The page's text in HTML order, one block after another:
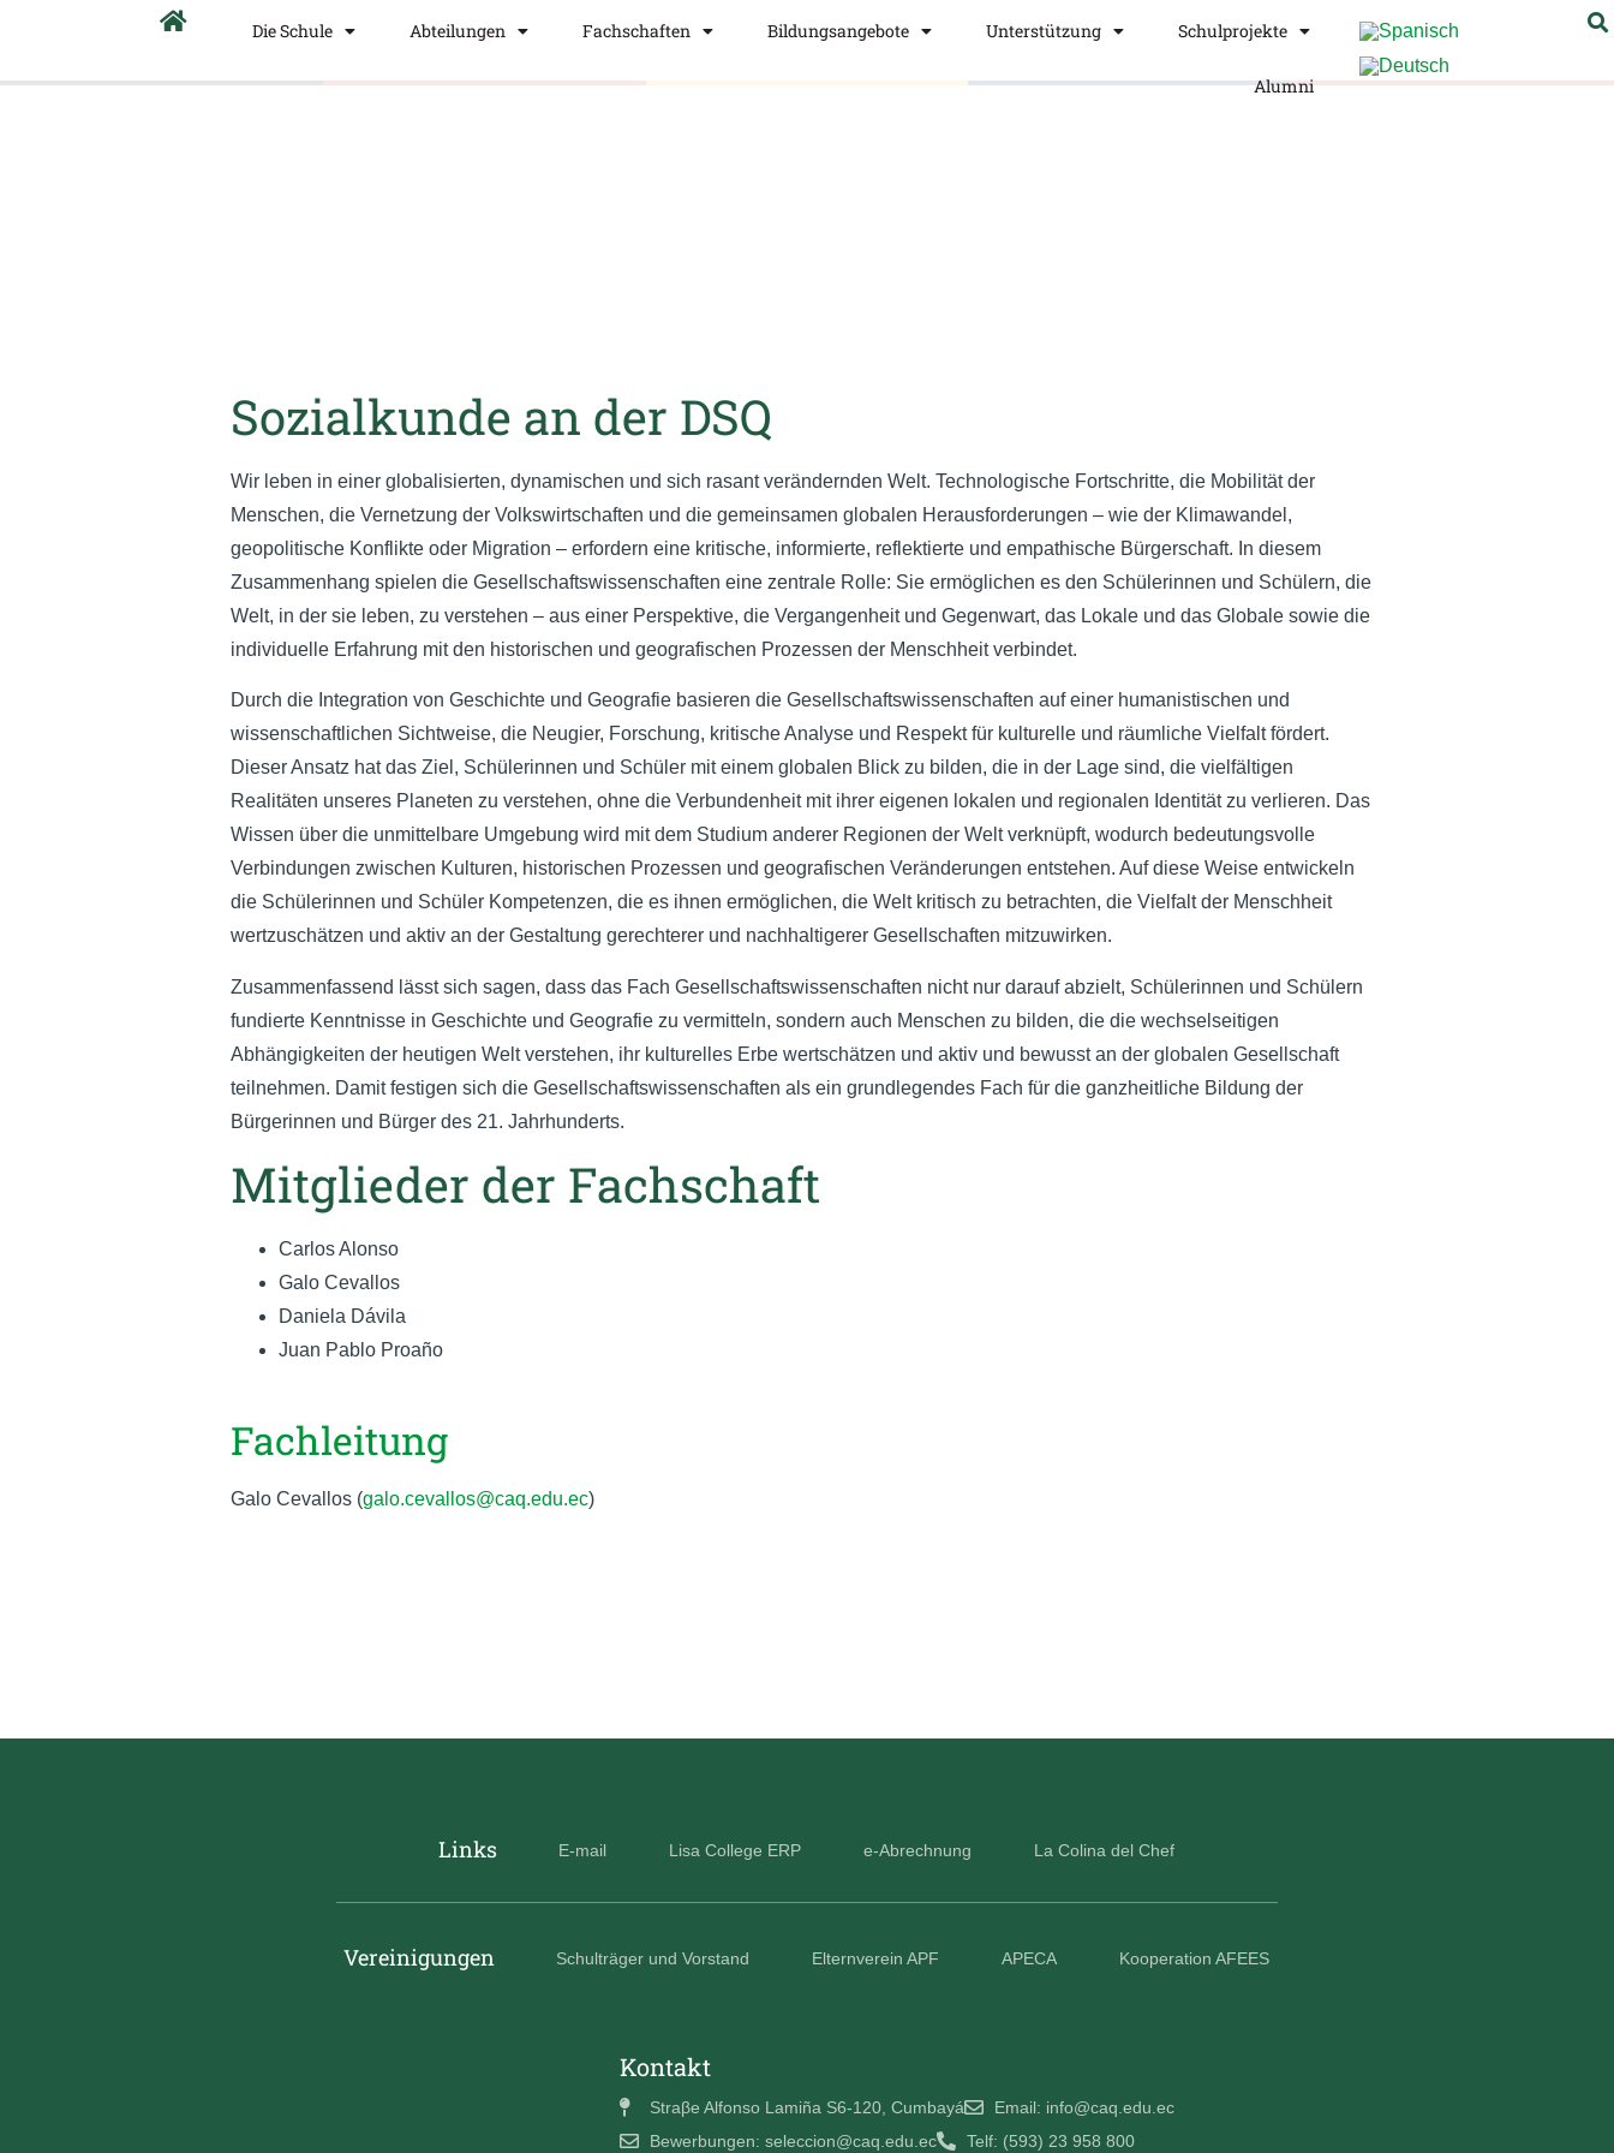
Die Schule Abteilungen Fachschaften Bildungsangebote Unterstützung Schulprojekte
Alumni
Sozialkunde an der DSQ
Wir leben in einer globalisierten, dynamischen und sich rasant verändernden Welt. Technologische Fortschritte, die Mobilität der
Menschen, die Vernetzung der Volkswirtschaften und die gemeinsamen globalen Herausforderungen – wie der Klimawandel,
geopolitische Konflikte oder Migration – erfordern eine kritische, informierte, reflektierte und empathische Bürgerschaft. In diesem
Zusammenhang spielen die Gesellschaftswissenschaften eine zentrale Rolle: Sie ermöglichen es den Schülerinnen und Schülern, die
Welt, in der sie leben, zu verstehen – aus einer Perspektive, die Vergangenheit und Gegenwart, das Lokale und das Globale sowie die
individuelle Erfahrung mit den historischen und geografischen Prozessen der Menschheit verbindet.
Durch die Integration von Geschichte und Geografie basieren die Gesellschaftswissenschaften auf einer humanistischen und
wissenschaftlichen Sichtweise, die Neugier, Forschung, kritische Analyse und Respekt für kulturelle und räumliche Vielfalt fördert.
Dieser Ansatz hat das Ziel, Schülerinnen und Schüler mit einem globalen Blick zu bilden, die in der Lage sind, die vielfältigen
Realitäten unseres Planeten zu verstehen, ohne die Verbundenheit mit ihrer eigenen lokalen und regionalen Identität zu verlieren. Das
Wissen über die unmittelbare Umgebung wird mit dem Studium anderer Regionen der Welt verknüpft, wodurch bedeutungsvolle
Verbindungen zwischen Kulturen, historischen Prozessen und geografischen Veränderungen entstehen. Auf diese Weise entwickeln
die Schülerinnen und Schüler Kompetenzen, die es ihnen ermöglichen, die Welt kritisch zu betrachten, die Vielfalt der Menschheit
wertzuschätzen und aktiv an der Gestaltung gerechterer und nachhaltigerer Gesellschaften mitzuwirken.
Zusammenfassend lässt sich sagen, dass das Fach Gesellschaftswissenschaften nicht nur darauf abzielt, Schülerinnen und Schülern
fundierte Kenntnisse in Geschichte und Geografie zu vermitteln, sondern auch Menschen zu bilden, die die wechselseitigen
Abhängigkeiten der heutigen Welt verstehen, ihr kulturelles Erbe wertschätzen und aktiv und bewusst an der globalen Gesellschaft
teilnehmen. Damit festigen sich die Gesellschaftswissenschaften als ein grundlegendes Fach für die ganzheitliche Bildung der
Bürgerinnen und Bürger des 21. Jahrhunderts.
Mitglieder der Fachschaft
Carlos Alonso
Galo Cevallos
Daniela Dávila
Juan Pablo Proaño
Fachleitung
Galo Cevallos (galo.cevallos@caq.edu.ec)
Links E-mail Lisa College ERP e-Abrechnung La Colina del Chef
Vereinigungen Schulträger und Vorstand Elternverein APF APECA Kooperation AFEES
Kontakt
Straβe Alfonso Lamiña S6-120, Cumbayá
Email: info@caq.edu.ec
Bewerbungen: seleccion@caq.edu.ec
Telf: (593) 23 958 800